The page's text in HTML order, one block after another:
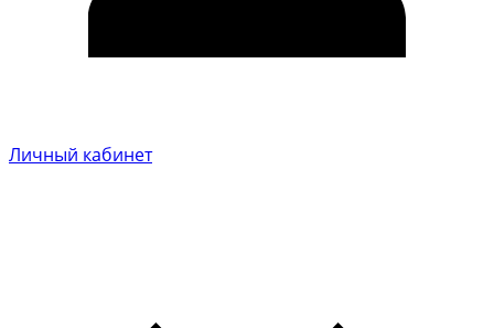
Личный кабинет